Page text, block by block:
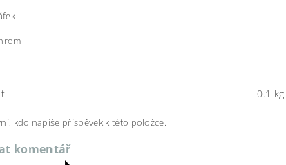
0.1 kg
kdo napíše příspěvek k této položce.
komentář